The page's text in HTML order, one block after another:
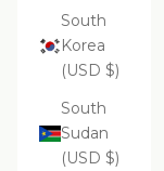
South
Korea
(USD $)
South
Sudan
(USD $)